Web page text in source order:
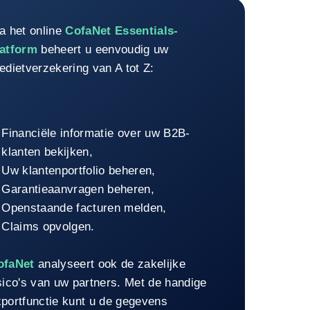
online platform
het onlineCofaNet Essentials-
beheert u eenvoudig uw
van A tot Z:
Financiële informatie over uw B2B-
klanten bekijken,
Uw klantenportfolio beheren,
Garantieaanvragen beheren,
Openstaande facturen melden,
Claims opvolgen.
analyseert ook de zakelijke
van uw partners. Met de handige
kunt u de gegevens